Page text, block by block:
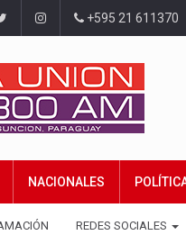
+595 21 611370
NACIONALES
REDES SOCIALES